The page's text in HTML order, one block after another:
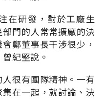
在研發，對於工廠生
門的人常常擴廠的決
鄭董事長干涉很少，
紀堅說。
很有團隊精神。一有
在一起，就討論、決